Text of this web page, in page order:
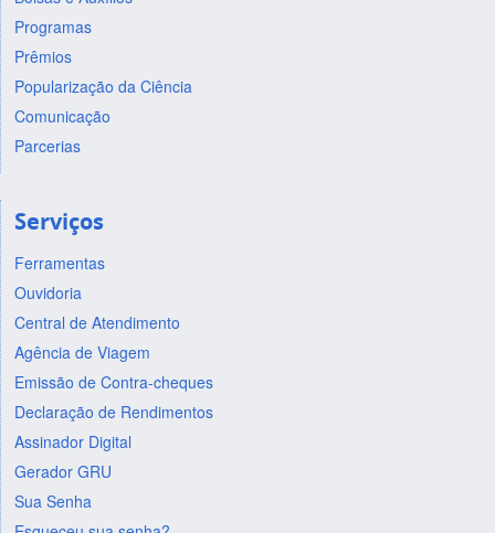
Programas
Prêmios
Popularização da Ciência
Comunicação
Parcerias
Serviços
Ferramentas
Ouvidoria
Central de Atendimento
Agência de Viagem
Emissão de Contra-cheques
Declaração de Rendimentos
Assinador Digital
Gerador GRU
Sua Senha